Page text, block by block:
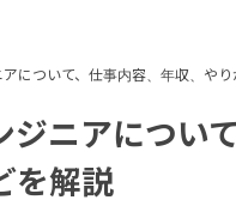
について、仕事内容、年収、や
ジニアについ
を解説